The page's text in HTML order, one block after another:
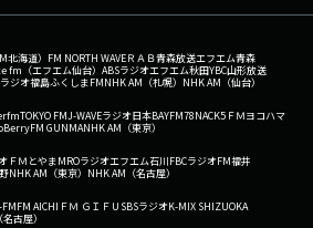
北海道） FM NORTH WAVEＲＡＢ青森放送エフエム青森
fm（エフエム仙台） ABSラジオエフエム秋田YBC山形放送
ラジオ福島ふくしまFMNHK AM（札幌） NHK AM（仙台）
TOKYO FMJ-WAVEラジオ日本BAYFM78NACK5 ＦＭヨコハマ
FM GUNMANHK AM（東京）
ＦＭとやまMROラジオエフエム石川FBCラジオFM福井
NHK AM（東京） NHK AM（名古屋）
FM AICHI ＦＭ ＧＩＦＵ SBSラジオK-MIX SHIZUOKA
古屋）